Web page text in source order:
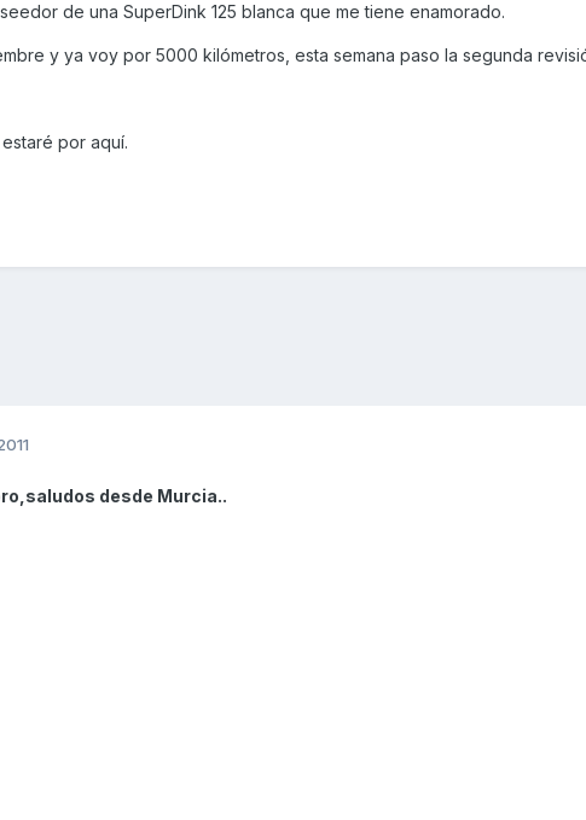
de una SuperDink 125 blanca que me tiene enamorado.
y ya voy por 5000 kilómetros, esta semana paso la segunda
por aquí.
desde Murcia..